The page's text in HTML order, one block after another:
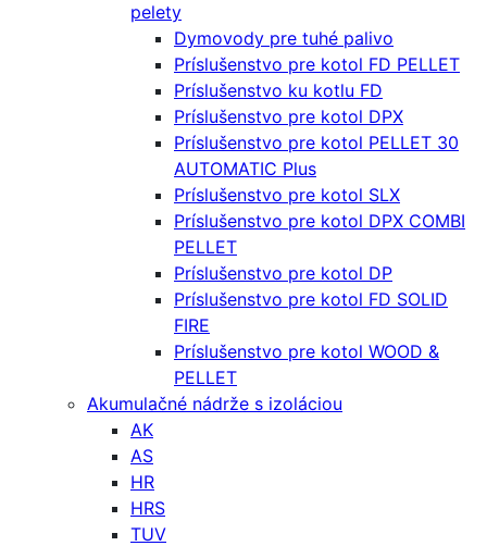
pelety
Dymovody pre tuhé palivo
Príslušenstvo pre kotol FD PELLET
Príslušenstvo ku kotlu FD
Príslušenstvo pre kotol DPX
Príslušenstvo pre kotol PELLET 30
AUTOMATIC Plus
Príslušenstvo pre kotol SLX
Príslušenstvo pre kotol DPX COMBI
PELLET
Príslušenstvo pre kotol DP
Príslušenstvo pre kotol FD SOLID
FIRE
Príslušenstvo pre kotol WOOD &
PELLET
Akumulačné nádrže s izoláciou
AK
AS
HR
HRS
TUV